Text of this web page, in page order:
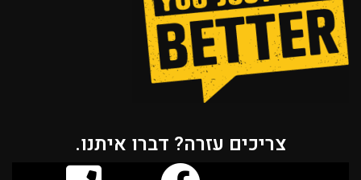
צריכים עזרה? דברו איתנו.